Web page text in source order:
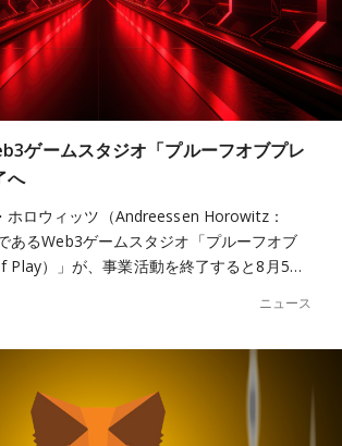
ゲームスタジオ「プルーフオブプレ
へ
ホロウィッツ（Andreessen Horowitz：
あるWeb3ゲームスタジオ「プルーフオブ
Play）」が、事業活動を終了すると8月5…
ニュース